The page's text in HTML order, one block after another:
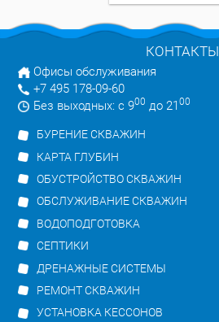
КОНТАКТЫ
Офисы обслуживания
+7 495 178-09-60
Без выходных: с 900 до 21 00
БУРЕНИЕ СКВАЖИН
КАРТА ГЛУБИН
ОБУСТРОЙСТВО СКВАЖИН
ОБСЛУЖИВАНИЕ СКВАЖИН
ВОДОПОДГОТОВКА
СЕПТИКИ
ДРЕНАЖНЫЕ СИСТЕМЫ
РЕМОНТ СКВАЖИН
УСТАНОВКА КЕССОНОВ